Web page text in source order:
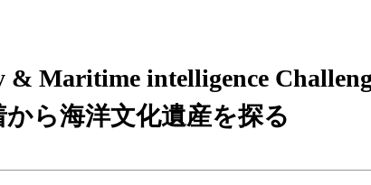
& Maritime intelligence
ら海洋文化遺産を探る